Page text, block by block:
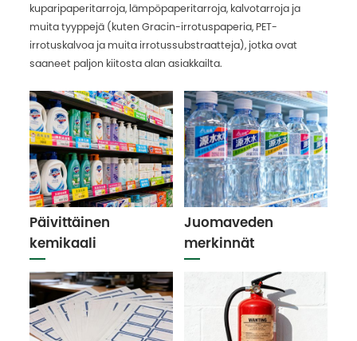
kuparipaperitarroja, lämpöpaperitarroja, kalvotarroja ja
muita tyyppejä (kuten Gracin-irrotuspaperia, PET-
irrotuskalvoa ja muita irrotussubstraatteja), jotka ovat
saaneet paljon kiitosta alan asiakkailta.
Päivittäinen
kemikaali
Juomaveden
merkinnät